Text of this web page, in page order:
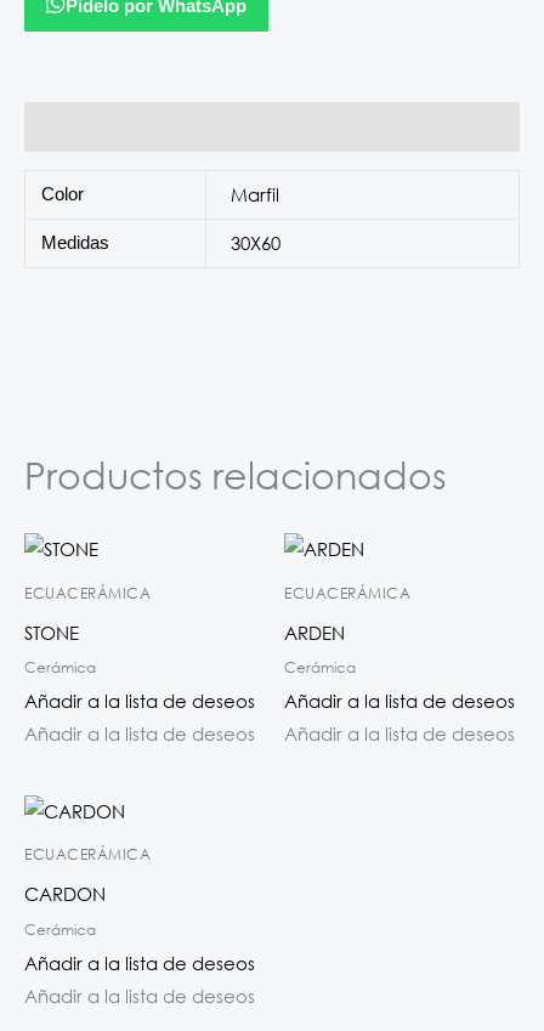
Pídelo por WhatsApp
Color Marfil
Medidas 30X60
Productos relacionados
ECUACERÁMICA
STONE
Cerámica
Añadir a la lista de deseos
Añadir a la lista de deseos
ECUACERÁMICA
ARDEN
Cerámica
Añadir a la lista de deseos
Añadir a la lista de deseos
ECUACERÁMICA
CARDON
Cerámica
Añadir a la lista de deseos
Añadir a la lista de deseos